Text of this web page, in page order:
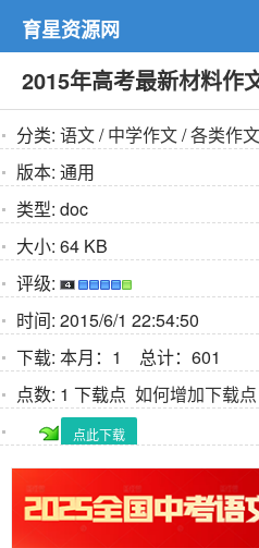
育星资源网
2015年高考最新材料作
分类: 语文/中学作文/各类作
版本: 通用
类型: doc
大小: 64 KB
评级:
时间: 2015/6/1 22:54:50
下载: 本月：1 总计：601
点数: 1 下载点 如何增加下载点
点此下载